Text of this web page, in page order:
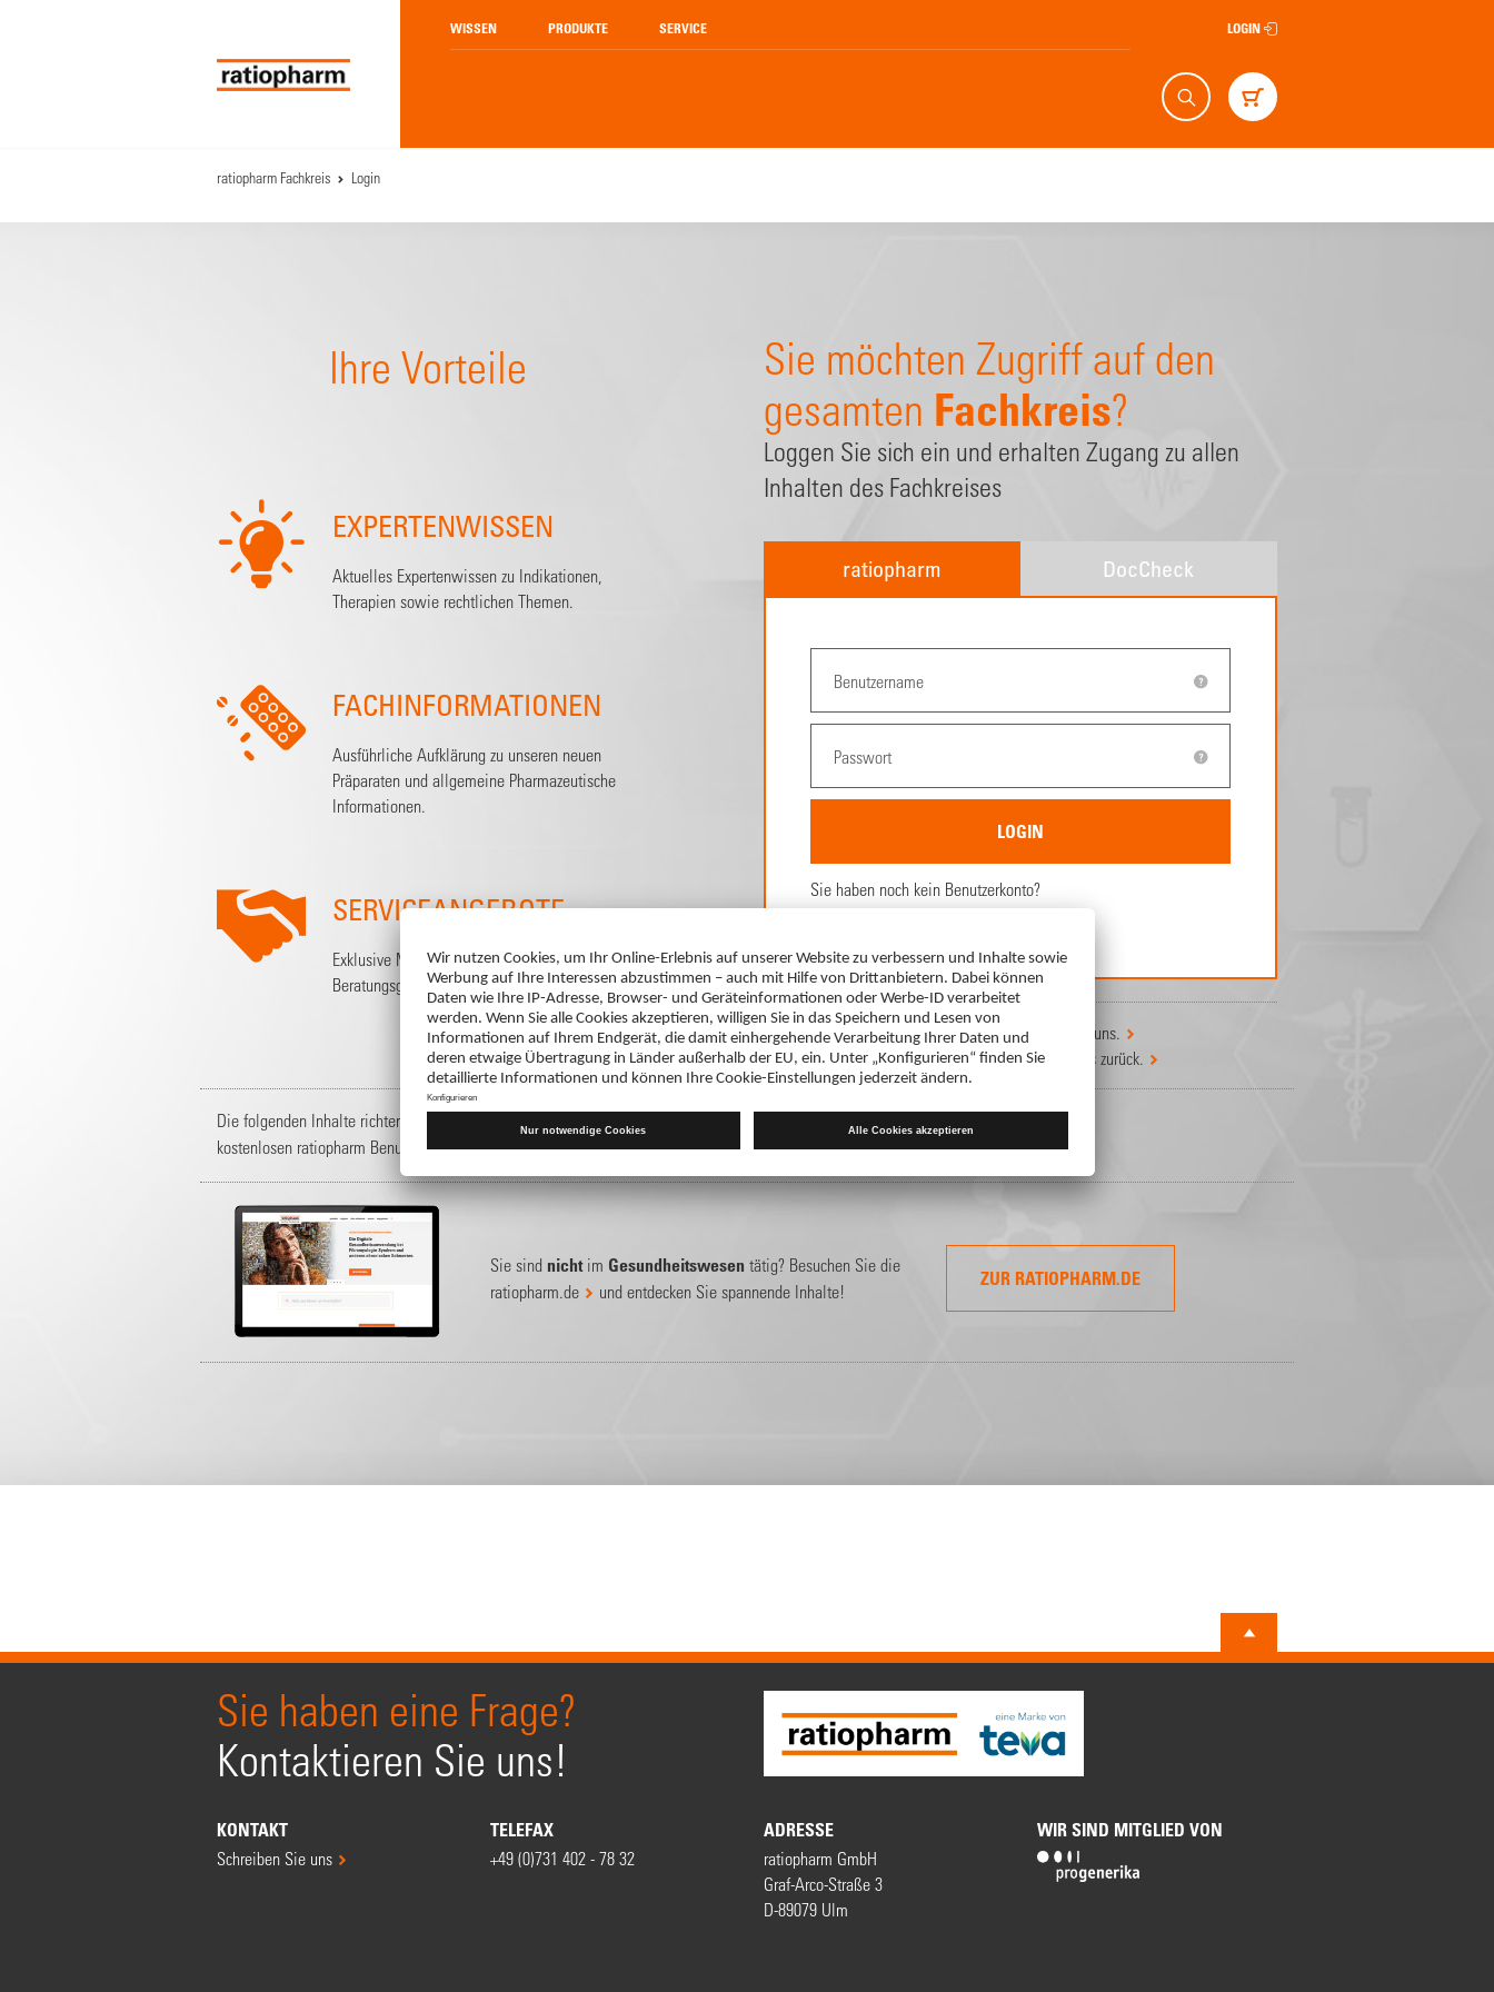
WISSEN PRODUKTE SERVICE
Suche Warenkorb
LOGIN
ratiopharm Fachkreis Login
Ihre Vorteile
EXPERTENWISSEN
Aktuelles Expertenwissen zu Indikationen,
Therapien sowie rechtlichen Themen.
FACHINFORMATIONEN
Ausführliche Aufklärung zu unseren neuen
Präparaten und allgemeine Pharmazeutische
Informationen.
SERVICEANGEBOTE
Exklusive Materialien, die Sie für
Beratungsgespräche nutzen können.
Sie möchten Zugriff auf den
gesamten Fachkreis?
Loggen Sie sich ein und erhalten Zugang zu allen
Inhalten des Fachkreises
ratiopharm DocCheck
Sie haben noch kein Benutzerkonto?
Sie haben Probleme mit dem Login? Schreiben Sie uns.
Sie haben IhrPasswort vergessen? Setzen Sie es zurück.
Die folgenden Inhalte richten sich an Mitglieder medizinischer Fachkreise
kostenlosen ratiopharm Benutzerkonto oder Ihrem DocCheck Account ein.
Sie sind nicht im Gesundheitswesen tätig? Besuchen Sie die
ratiopharm.de
und entdecken Sie spannende Inhalte!
ZUR RATIOPHARM.DE
Sie haben eine Frage?
Kontaktieren Sie uns!
KONTAKT
Schreiben Sie uns
TELEFAX
+49 (0)731 402 - 78 32
ADRESSE
ratiopharm GmbH
Graf-Arco-Straße 3
D-89079 Ulm
WIR SIND MITGLIED VON